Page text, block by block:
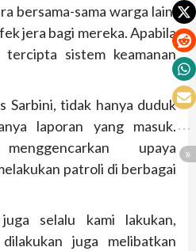
bersama-sama warga lain,
jera bagi mereka. Apabila
tercipta sistem keamanan
Sarbini, tidak hanya duduk
laporan yang masuk.
upaya
patroli di berbagai
selalu kami lakukan,
juga melibatkan